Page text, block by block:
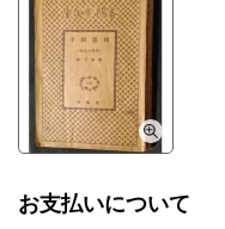
お支払いについて